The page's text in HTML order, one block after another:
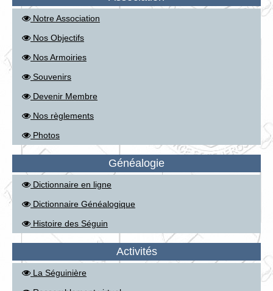
Notre Association
Nos Objectifs
Nos Armoiries
Souvenirs
Devenir Membre
Nos règlements
Photos
Généalogie
Dictionnaire en ligne
Dictionnaire Généalogique
Histoire des Séguin
Activités
La Séguinière